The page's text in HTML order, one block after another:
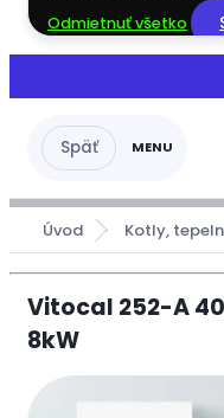
Odmietnuť všetko
Úvod Kotly,
Vitocal 252-A
8kW